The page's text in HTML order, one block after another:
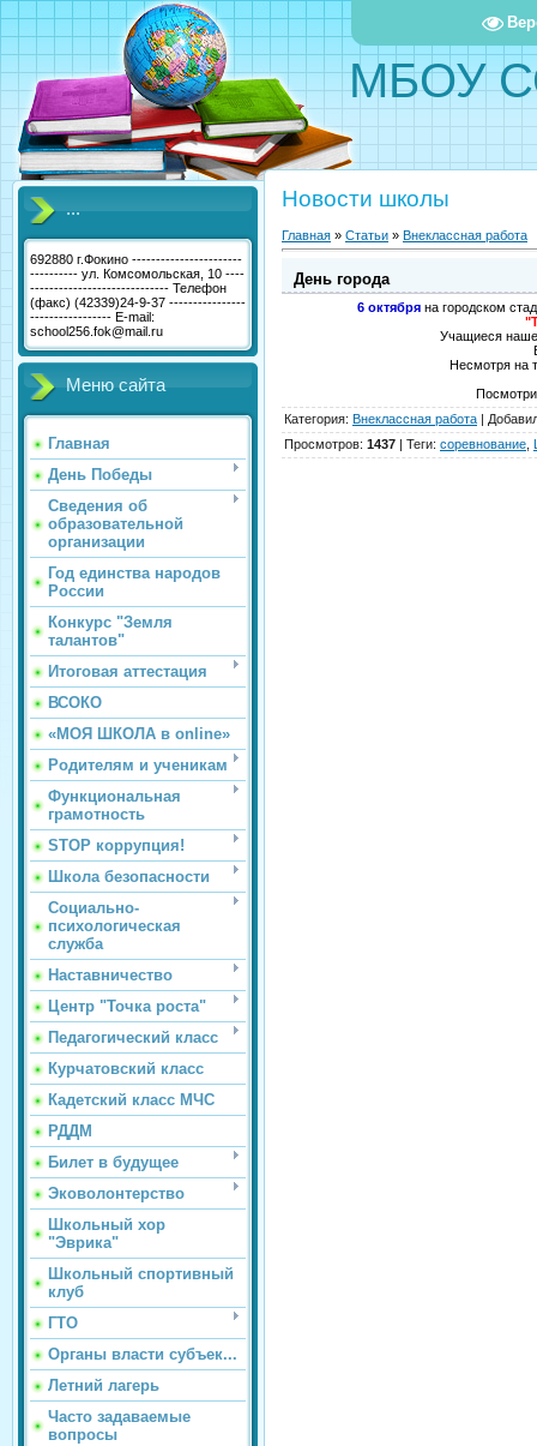
МБОУ
...
692880 г.Фокино -----------------------
---------- ул. Комсомольская, 10 ----
----------------------------- Телефон
(факс) (42339)24-9-37 ----------------
----------------- E-mail:
school256.fok@mail.ru
Меню сайта
Главная
День Победы
Сведения об
образовательной
организации
Год единства народов
России
Конкурс "Земля
талантов"
Итоговая аттестация
ВСОКО
«МОЯ ШКОЛА в online»
Родителям и ученикам
Функциональная
грамотность
STOP коррупция!
Школа безопасности
Социально-
психологическая
служба
Наставничество
Центр "Точка роста"
Педагогический класс
Курчатовский класс
Кадетский класс МЧС
РДДМ
Билет в будущее
Эковолонтерство
Школьный хор
"Эврика"
Школьный спортивный
клуб
ГТО
Органы власти субъек...
Летний лагерь
Часто задаваемые
вопросы
Новости школы
Главная » Статьи » Внеклассная работа
День города
6 октября на городском
Учащиеся
Несмотря на
Категория: Внеклассная работа |
Просмотров: 1437 | Теги: соревнование